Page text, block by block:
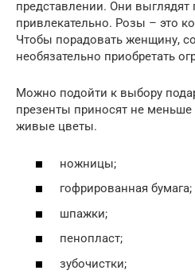
представлении. Они выглядят
привлекательно. Розы – это
Чтобы порадовать женщину,
необязательно приобретать
Можно подойти к выбору
презенты приносят не меньше
живые цветы.
ножницы;
гофрированная бумага;
шпажки;
пенопласт;
зубочистки;